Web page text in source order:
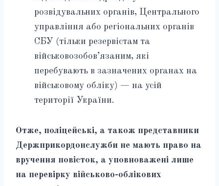
розвідувальних органів, Центрального
управління або регіональних органів
СБУ (тільки резервістам та
військовозобов’язаним, які
перебувають в зазначених органах на
військовому обліку) — на усій
території України.
Отже, поліцейські, а також представники
Держприкордонслужби не мають право на
вручення повісток, а уповноважені лише
на перевірку військово-облікових